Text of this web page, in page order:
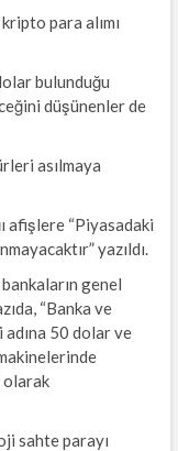
para alımı
bulunduğu
düşünenler de
asılmaya
afişlere “Piyasadaki
yazıldı.
genel
“Banka ve
50 dolar ve
olarak
sahte parayı